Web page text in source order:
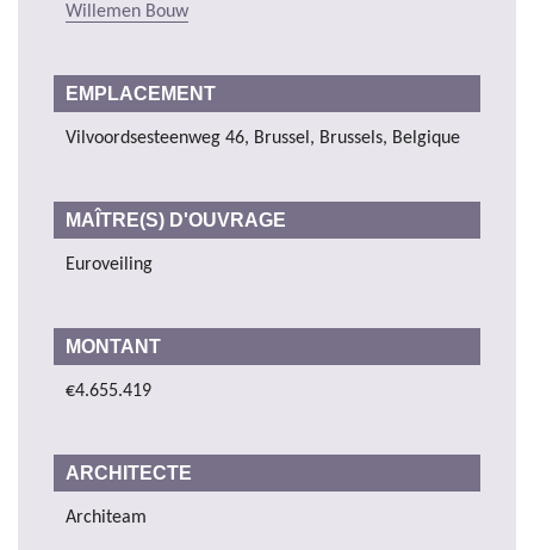
Willemen Bouw
EMPLACEMENT
Vilvoordsesteenweg 46, Brussel, Brussels, Belgique
MAÎTRE(S) D'OUVRAGE
Euroveiling
MONTANT
€4.655.419
ARCHITECTE
Architeam